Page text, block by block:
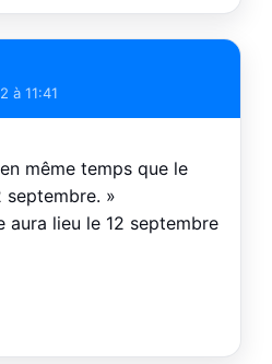
à 11:41
même temps que le
septembre. »
aura lieu le 12 septembre